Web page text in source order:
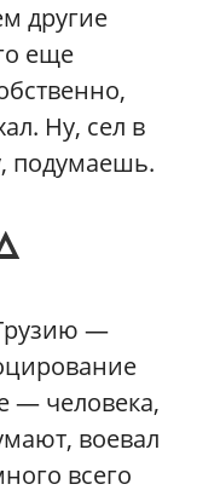
другие
еще
Ну, сел в
подумаешь.
—
— человека,
воевал
всего